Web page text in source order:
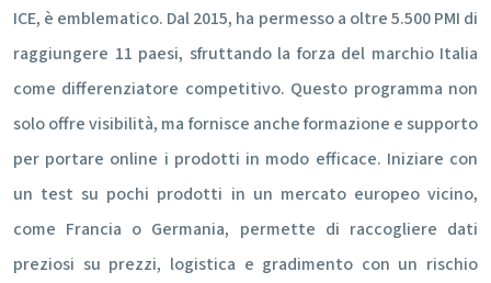
ICE, è emblematico. Dal 2015, ha permesso a oltre 5.500 PMI di
raggiungere 11 paesi, sfruttando la forza del marchio Italia
come differenziatore competitivo. Questo programma non
solo offre visibilità, ma fornisce anche formazione e supporto
per portare online i prodotti in modo efficace. Iniziare con
un test su pochi prodotti in un mercato europeo vicino,
come Francia o Germania, permette di raccogliere dati
preziosi su prezzi, logistica e gradimento con un rischio